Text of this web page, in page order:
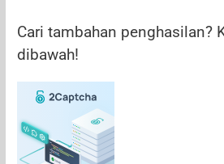
Cari tambahan penghasilan?
dibawah!